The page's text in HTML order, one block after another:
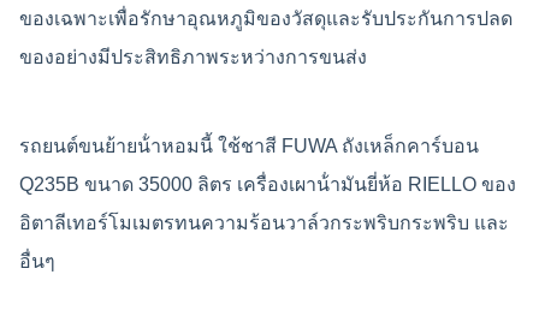
ของเฉพาะเพื่อรักษาอุณหภูมิของวัสดุและรับประกันการปลด
ของอย่างมีประสิทธิภาพระหว่างการขนส่ง
รถยนต์ขนย้ายน้ําหอมนี้ ใช้ชาสี FUWA ถังเหล็กคาร์บอน
Q235B ขนาด 35000 ลิตร เครื่องเผาน้ํามันยี่ห้อ RIELLO ของ
อิตาลีเทอร์โมเมตรทนความร้อนวาล์วกระพริบกระพริบ และ
อื่นๆ